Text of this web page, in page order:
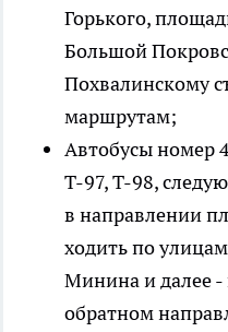
Горького,
Большой
Похвалинскому
маршрутам;
Автобусы номер
Т-97, Т-98,
в направлении
ходить по
Минина и далее
обратном